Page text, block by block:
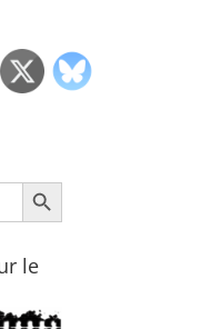
Search Button
le